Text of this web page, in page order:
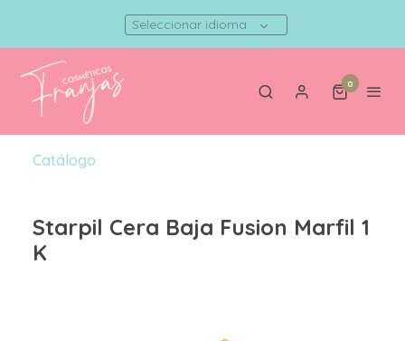
Seleccionar idioma
0
Catálogo
Starpil Cera Baja Fusion Marfil 1
K